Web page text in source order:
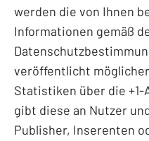
werden die von Ihnen
Informationen gemäß
veröffentlicht
Statistiken über die
gibt diese an Nutzer
Publisher, Inserenten